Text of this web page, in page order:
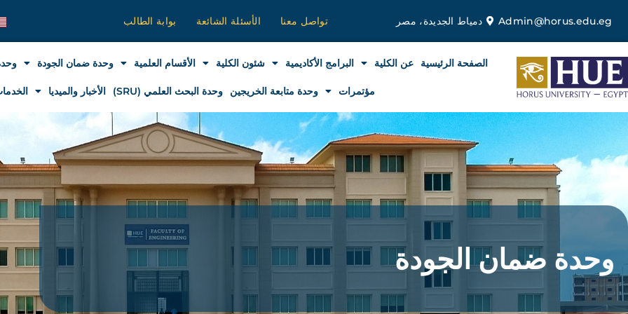
المحتوى
Admin@horus.edu.eg دمياط الجديدة، مصر تواصل معنا الأسئلة الشائعة بوابة الطالب
الصفحة الرئيسية عن الكلية البرامج الأكاديمية شئون الكلية الأقسام العلمية وحدة ضمان الجودة
مؤتمرات وحدة متابعة الخريجين وحدة البحث العلمي (SRU) الأخبار والميديا
وحدة ضمان الجودة